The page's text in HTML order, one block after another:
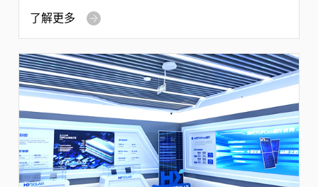
了解更多